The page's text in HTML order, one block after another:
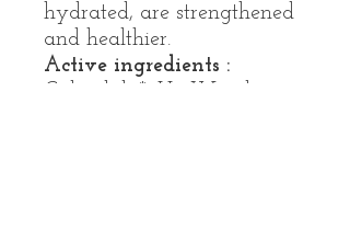
hydrated, are strengthened
and healthier.
Active ingredients :